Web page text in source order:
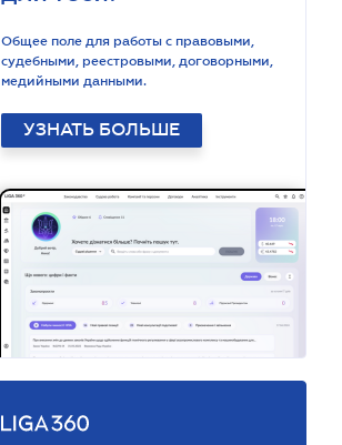
Общее поле для работы с правовыми,
судебными, реестровыми, договорными,
медийными данными.
УЗНАТЬ БОЛЬШЕ